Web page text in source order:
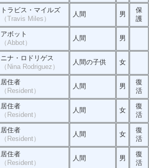
トラビス・マイルズ
（Travis Miles）
人間 男
保
護
アボット
（Abbot）
人間 男
ニナ・ロドリゲス
（Nina Rodriguez）
人間の子供 女
居住者
（Resident）
人間 男
復
活
居住者
（Resident）
人間 女
復
活
居住者
（Resident）
人間 女
復
活
居住者
（Resident）
人間 男
復
活